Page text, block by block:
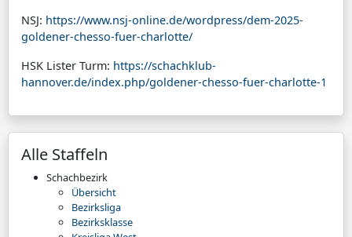
NSJ: https://www.nsj-online.de/wordpress/dem-2025-
goldener-chesso-fuer-charlotte/
HSK Lister Turm: https://schachklub-
hannover.de/index.php/goldener-chesso-fuer-charlotte-1
Alle Staffeln
Schachbezirk
Übersicht
Bezirksliga
Bezirksklasse